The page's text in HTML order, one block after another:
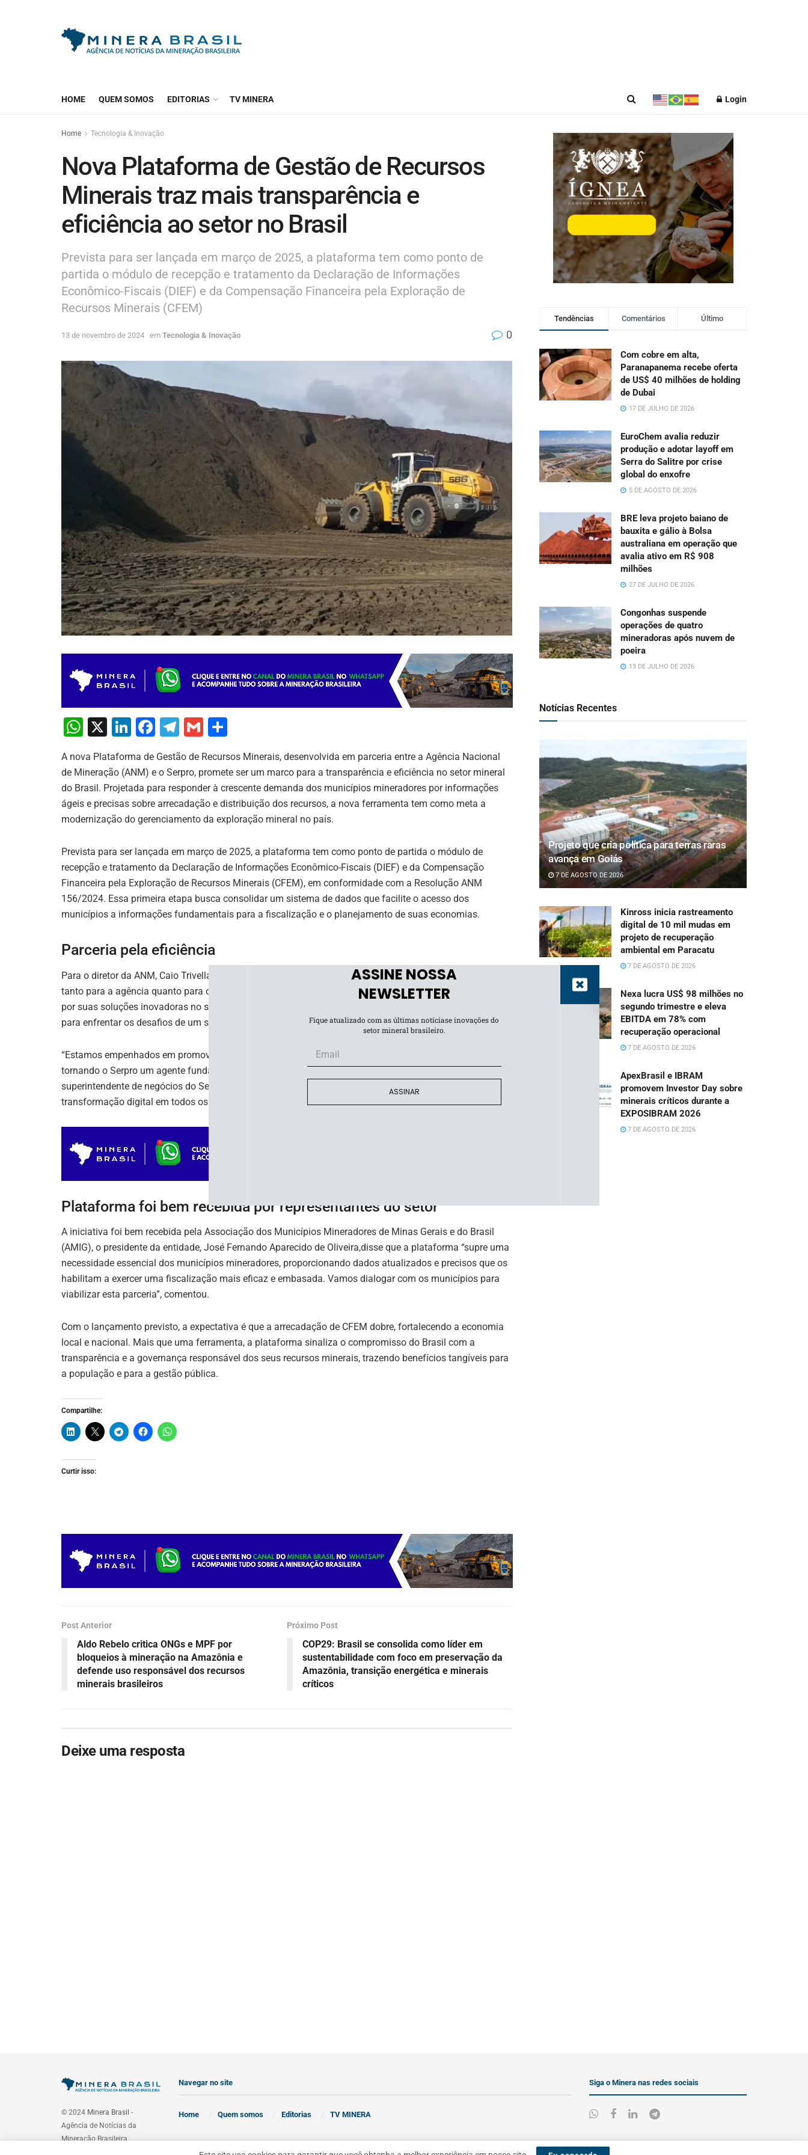
HOME QUEM SOMOS EDITORIAS TV MINERA Login
Home Tecnologia & Inovação
Nova Plataforma de Gestão de Recursos
Minerais traz mais transparência e
eficiência ao setor no Brasil
Prevista para ser lançada em março de 2025, a plataforma tem como ponto de
partida o módulo de recepção e tratamento da Declaração de Informações
Econômico-Fiscais (DIEF) e da Compensação Financeira pela Exploração de
Recursos Minerais (CFEM)
13 de novembro de 2024 em Tecnologia & Inovação 0
W
at
s
A
p
p
X
Li
k
e
dI
n
F
c
e
b
o
o
k
T
el
e
gr
a
m
G
ai
l
ar
e
A nova Plataforma de Gestão de Recursos Minerais, desenvolvida em parceria entre a Agência Nacional
de Mineração (ANM) e o Serpro, promete ser um marco para a transparência e eficiência no setor mineral
do Brasil. Projetada para responder à crescente demanda dos municípios mineradores por informações
ágeis e precisas sobre arrecadação e distribuição dos recursos, a nova ferramenta tem como meta a
modernização do gerenciamento da exploração mineral no país.
Prevista para ser lançada em março de 2025, a plataforma tem como ponto de partida o módulo de
recepção e tratamento da Declaração de Informações Econômico-Fiscais (DIEF) e da Compensação
Financeira pela Exploração de Recursos Minerais (CFEM), em conformidade com a Resolução ANM
156/2024. Essa primeira etapa busca consolidar um sistema de dados que facilite o acesso dos
municípios a informações fundamentais para a fiscalização e o planejamento de suas economias.
Parceria pela eficiência
Para o diretor da ANM, Caio Trivellato, a parceria com o Serpro simboliza uma oportunidade estratégica
tanto para a agência quanto para os municípios e a sociedade. A colaboração com o Serpro, conhecido
por suas soluções inovadoras no setor público, reforça a importância de ferramentas digitais robustas
para enfrentar os desafios de um setor tão complexo e de relevância nacional.
“Estamos empenhados em promover soluções que impactam diretamente a eficiência da gestão pública,
tornando o Serpro um agente fundamental na modernização da administração do país”, ressaltou o
superintendente de negócios do Serpro, Bruno Vilela, que reforçou o compromisso da empresa com a
transformação digital em todos os níveis de governo.
Plataforma foi bem recebida por representantes do setor
A iniciativa foi bem recebida pela Associação dos Municípios Mineradores de Minas Gerais e do Brasil
(AMIG), o presidente da entidade, José Fernando Aparecido de Oliveira,disse que a plataforma “supre uma
necessidade essencial dos municípios mineradores, proporcionando dados atualizados e precisos que os
habilitam a exercer uma fiscalização mais eficaz e embasada. Vamos dialogar com os municípios para
viabilizar esta parceria”, comentou.
Com o lançamento previsto, a expectativa é que a arrecadação de CFEM dobre, fortalecendo a economia
local e nacional. Mais que uma ferramenta, a plataforma sinaliza o compromisso do Brasil com a
transparência e a governança responsável dos seus recursos minerais, trazendo benefícios tangíveis para
a população e para a gestão pública.
Compartilhe:
Curtir isso:
Post Anterior
Aldo Rebelo critica ONGs e MPF por
bloqueios à mineração na Amazônia e
defende uso responsável dos recursos
minerais brasileiros
Próximo Post
COP29: Brasil se consolida como líder em
sustentabilidade com foco em preservação da
Amazônia, transição energética e minerais
críticos
Deixe uma resposta
Tendências Comentários Último
Com cobre em alta,
Paranapanema recebe oferta
de US$ 40 milhões de holding
de Dubai
17 DE JULHO DE 2026
EuroChem avalia reduzir
produção e adotar layoff em
Serra do Salitre por crise
global do enxofre
5 DE AGOSTO DE 2026
BRE leva projeto baiano de
bauxita e gálio à Bolsa
australiana em operação que
avalia ativo em R$ 908
milhões
27 DE JULHO DE 2026
Congonhas suspende
operações de quatro
mineradoras após nuvem de
poeira
13 DE JULHO DE 2026
Notícias Recentes
Projeto que cria política para terras raras
avança em Goiás
7 DE AGOSTO DE 2026
Kinross inicia rastreamento
digital de 10 mil mudas em
projeto de recuperação
ambiental em Paracatu
7 DE AGOSTO DE 2026
Nexa lucra US$ 98 milhões no
segundo trimestre e eleva
EBITDA em 78% com
recuperação operacional
7 DE AGOSTO DE 2026
ApexBrasil e IBRAM
promovem Investor Day sobre
minerais críticos durante a
EXPOSIBRAM 2026
7 DE AGOSTO DE 2026
© 2024 Minera Brasil -
Agência de Notícias da
Mineração Brasileira.
Navegar no site
Home Quem somos Editorias TV MINERA
Siga o Minera nas redes sociais
ASSINE NOSSA
NEWSLETTER
Fique atualizado com as últimas notíciase inovações do
setor mineral brasileiro.
ASSINAR